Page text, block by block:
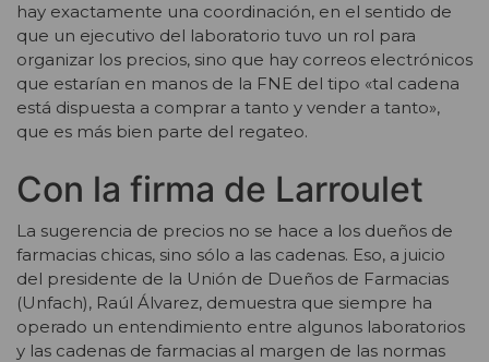
hay exactamente una coordinación, en el sentido de
que un ejecutivo del laboratorio tuvo un rol para
organizar los precios, sino que hay correos electrónicos
que estarían en manos de la FNE del tipo «tal cadena
está dispuesta a comprar a tanto y vender a tanto»,
que es más bien parte del regateo.
Con la firma de Larroulet
La sugerencia de precios no se hace a los dueños de
farmacias chicas, sino sólo a las cadenas. Eso, a juicio
del presidente de la Unión de Dueños de Farmacias
(Unfach), Raúl Álvarez, demuestra que siempre ha
operado un entendimiento entre algunos laboratorios
y las cadenas de farmacias al margen de las normas